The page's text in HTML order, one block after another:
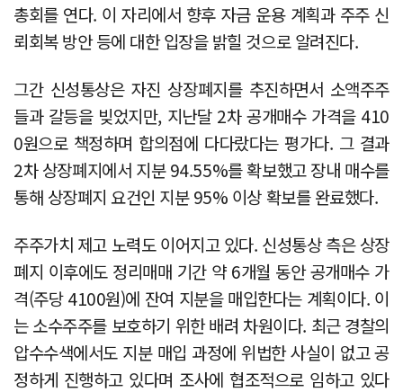
총회를 연다. 이 자리에서 향후 자금 운용 계획과 주주 신
뢰회복 방안 등에 대한 입장을 밝힐 것으로 알려진다.
그간 신성통상은 자진 상장폐지를 추진하면서 소액주주
들과 갈등을 빚었지만, 지난달 2차 공개매수 가격을 410
0원으로 책정하며 합의점에 다다랐다는 평가다. 그 결과
2차 상장폐지에서 지분 94.55%를 확보했고 장내 매수를
통해 상장폐지 요건인 지분 95% 이상 확보를 완료했다.
주주가치 제고 노력도 이어지고 있다. 신성통상 측은 상장
폐지 이후에도 정리매매 기간 약 6개월 동안 공개매수 가
격(주당 4100원)에 잔여 지분을 매입한다는 계획이다. 이
는 소수주주를 보호하기 위한 배려 차원이다. 최근 경찰의
압수수색에서도 지분 매입 과정에 위법한 사실이 없고 공
정하게 진행하고 있다며 조사에 협조적으로 임하고 있다